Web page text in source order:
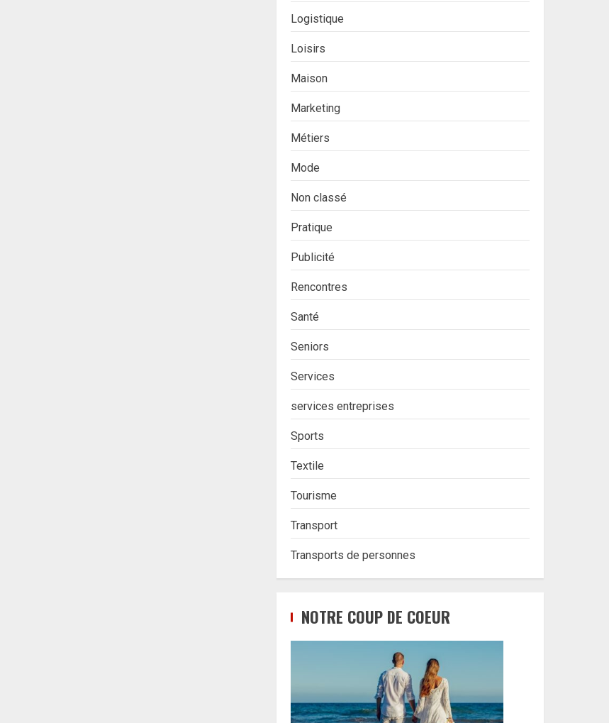
Logistique
Loisirs
Maison
Marketing
Métiers
Mode
Non classé
Pratique
Publicité
Rencontres
Santé
Seniors
Services
services entreprises
Sports
Textile
Tourisme
Transport
Transports de personnes
NOTRE COUP DE COEUR